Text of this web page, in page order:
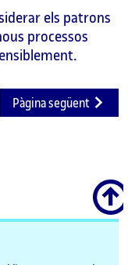
els patrons
processos
Pàgina següent
Scroll